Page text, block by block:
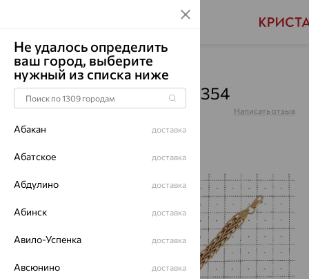
Главная Каталог Браслеты декоративные
Браслет, золото, 01Б013354
Артикул:01Б013354 Написать отзыв
Не удалось определить
ваш город, выберите
нужный из списка ниже
Абакан доставка
Абатское доставка
Абдулино доставка
Абинск доставка
Авило-Успенка доставка
Авсюнино доставка